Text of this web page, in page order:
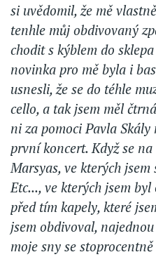
si uvědomil, že mě
tenhle můj obdivovaný
chodit s kýblem do
novinka pro mě byla i
usnesli, že se do téhle
cello, a tak jsem měl
ni za pomoci Pavla
první koncert. Když se
Marsyas, ve kterých
Etc..., ve kterých jsem
před tím kapely, které
jsem obdivoval,
moje sny se